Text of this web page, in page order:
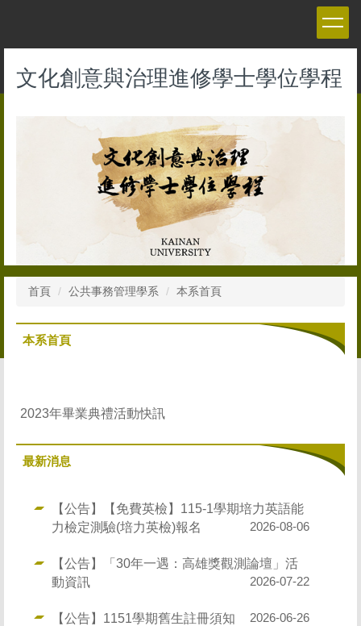
文化創意與治理進修學士學位學程
首頁 公共事務管理學系 本系首頁
本系首頁
2023年畢業典禮活動快訊
最新消息
【公告】【免費英檢】115-1學期培力英語能
力檢定測驗(培力英檢)報名
2026-08-06
【公告】「30年一遇：高雄獎觀測論壇」活
動資訊
2026-07-22
【公告】1151學期舊生註冊須知 2026-06-26